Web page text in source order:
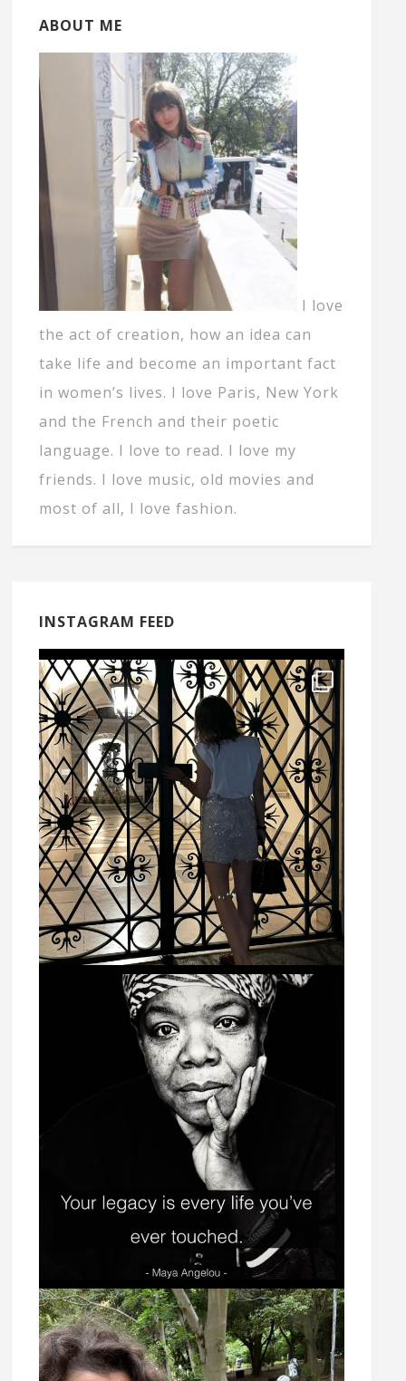
ABOUT ME
I love
the act of creation, how an idea can
take life and become an important fact
in women’s lives. I love Paris, New York
and the French and their poetic
language. I love to read. I love my
friends. I love music, old movies and
most of all, I love fashion.
INSTAGRAM FEED